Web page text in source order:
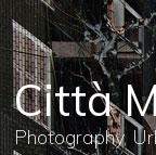
メ
イ
ン
コ
ン
テ
ンCittà
Photography,